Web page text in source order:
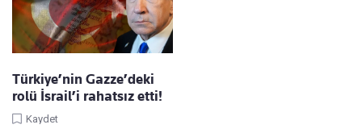
Türkiye’nin Gazze’deki
rolü İsrail’i rahatsız etti!
Kaydet